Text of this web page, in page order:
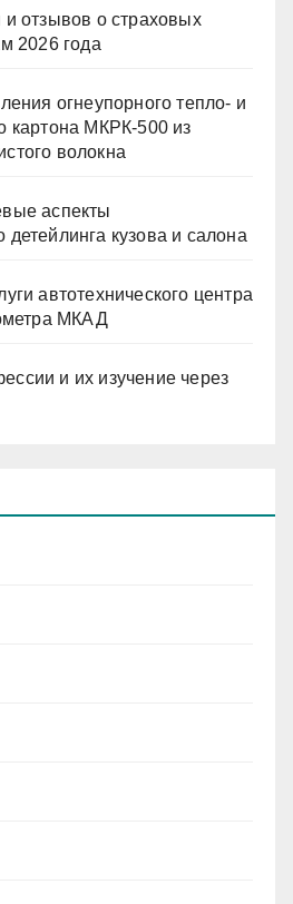
отзывов о страховых
2026 года
огнеупорного тепло- и
картона МКРК-500 из
волокна
аспекты
кузова и салона
автотехнического центра
МКАД
и их изучение через